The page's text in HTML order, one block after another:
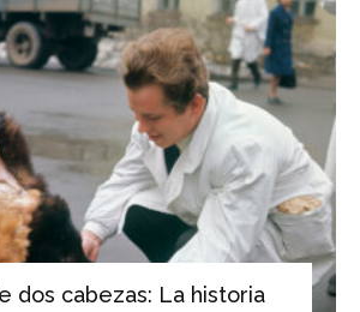
dos cabezas: La historia